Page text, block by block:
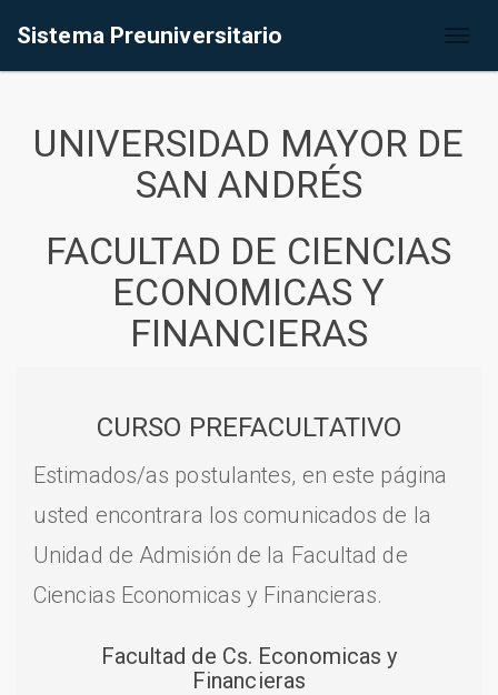
Sistema Preuniversitario
UNIVERSIDAD MAYOR DE
SAN ANDRÉS
FACULTAD DE CIENCIAS
ECONOMICAS Y
FINANCIERAS
CURSO PREFACULTATIVO
Estimados/as postulantes, en este página
usted encontrara los comunicados de la
Unidad de Admisión de la Facultad de
Ciencias Economicas y Financieras.
Facultad de Cs. Economicas y
Financieras